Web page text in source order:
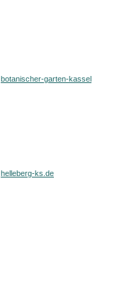
botanischer-garten-kassel
helleberg-ks.de